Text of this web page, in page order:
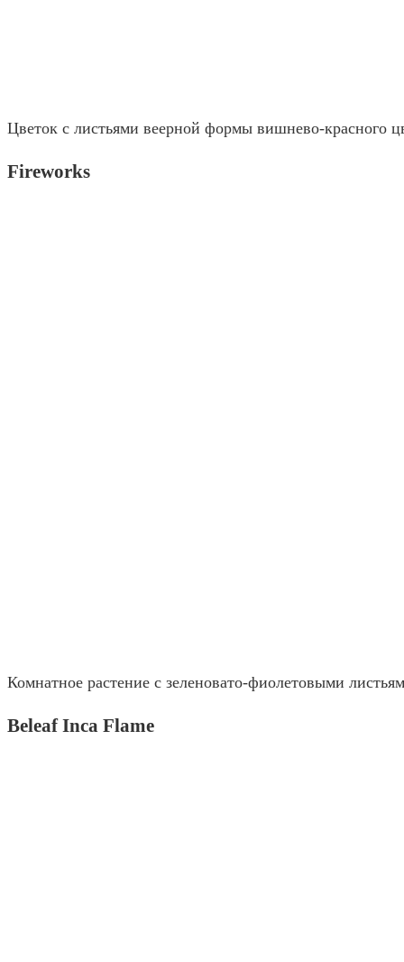
Цветок с листьями веерной формы вишнево-красного
Fireworks
Комнатное растение с зеленовато-фиолетовыми
Beleaf Inca Flame